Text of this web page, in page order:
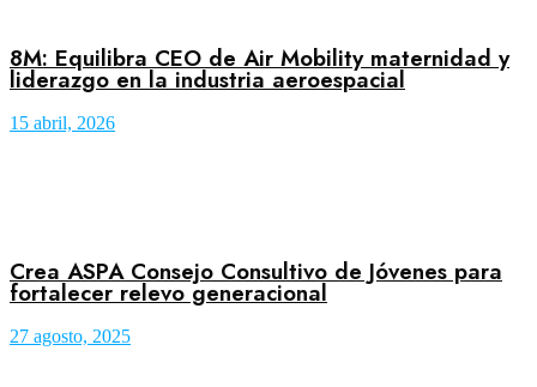
8M: Equilibra CEO de Air Mobility maternidad y
liderazgo en la industria aeroespacial
15 abril, 2026
Crea ASPA Consejo Consultivo de Jóvenes para
fortalecer relevo generacional
27 agosto, 2025